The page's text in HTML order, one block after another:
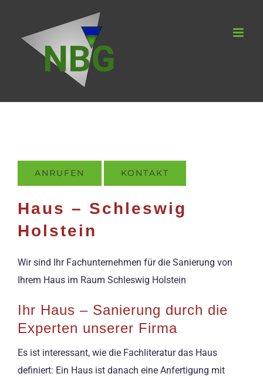
springen
ANRUFEN KONTAKT
Haus – Schleswig
Holstein
Wir sind Ihr Fachunternehmen für die Sanierung von
Ihrem Haus im Raum Schleswig Holstein
Ihr Haus – Sanierung durch die
Experten unserer Firma
Es ist interessant, wie die Fachliteratur das Haus
definiert: Ein Haus ist danach eine Anfertigung mit